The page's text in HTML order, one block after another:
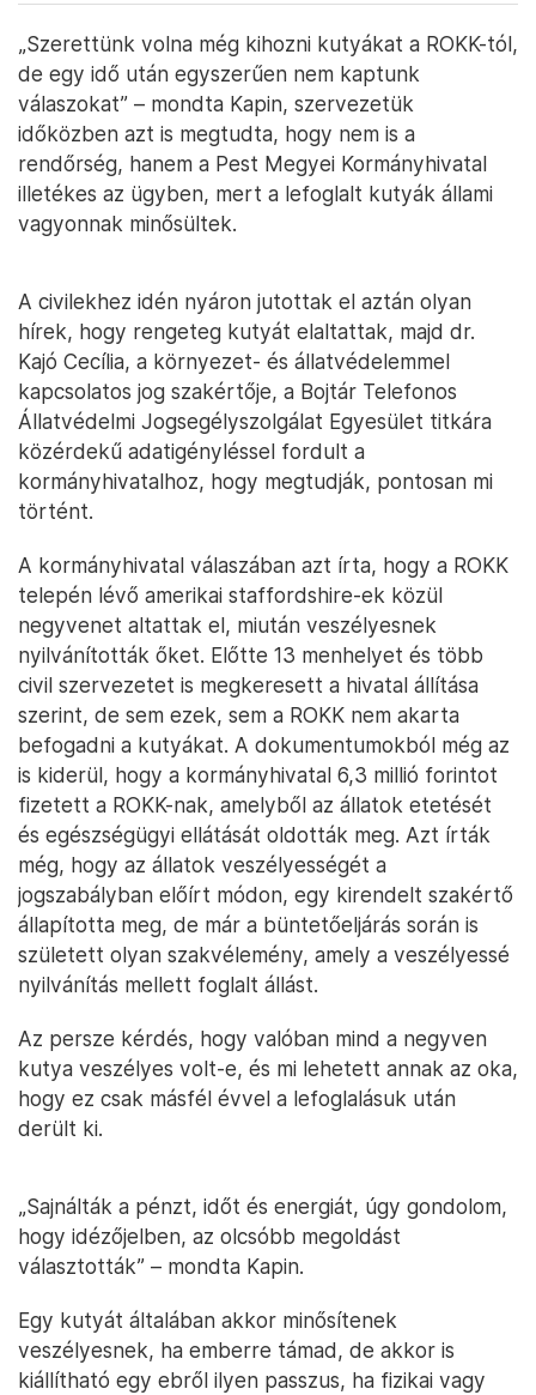
„Szerettünk volna még kihozni kutyákat a ROKK-tól,
de egy idő után egyszerűen nem kaptunk
válaszokat” – mondta Kapin, szervezetük
időközben azt is megtudta, hogy nem is a
rendőrség, hanem a Pest Megyei Kormányhivatal
illetékes az ügyben, mert a lefoglalt kutyák állami
vagyonnak minősültek.
A civilekhez idén nyáron jutottak el aztán olyan
hírek, hogy rengeteg kutyát elaltattak, majd dr.
Kajó Cecília, a környezet- és állatvédelemmel
kapcsolatos jog szakértője, a Bojtár Telefonos
Állatvédelmi Jogsegélyszolgálat Egyesület titkára
közérdekű adatigényléssel fordult a
kormányhivatalhoz, hogy megtudják, pontosan mi
történt.
A kormányhivatal válaszában azt írta, hogy a ROKK
telepén lévő amerikai staffordshire-ek közül
negyvenet altattak el, miután veszélyesnek
nyilvánították őket. Előtte 13 menhelyet és több
civil szervezetet is megkeresett a hivatal állítása
szerint, de sem ezek, sem a ROKK nem akarta
befogadni a kutyákat. A dokumentumokból még az
is kiderül, hogy a kormányhivatal 6,3 millió forintot
fizetett a ROKK-nak, amelyből az állatok etetését
és egészségügyi ellátását oldották meg. Azt írták
még, hogy az állatok veszélyességét a
jogszabályban előírt módon, egy kirendelt szakértő
állapította meg, de már a büntetőeljárás során is
született olyan szakvélemény, amely a veszélyessé
nyilvánítás mellett foglalt állást.
Az persze kérdés, hogy valóban mind a negyven
kutya veszélyes volt-e, és mi lehetett annak az oka,
hogy ez csak másfél évvel a lefoglalásuk után
derült ki.
„Sajnálták a pénzt, időt és energiát, úgy gondolom,
hogy idézőjelben, az olcsóbb megoldást
választották” – mondta Kapin.
Egy kutyát általában akkor minősítenek
veszélyesnek, ha emberre támad, de akkor is
kiállítható egy ebről ilyen passzus, ha fizikai vagy